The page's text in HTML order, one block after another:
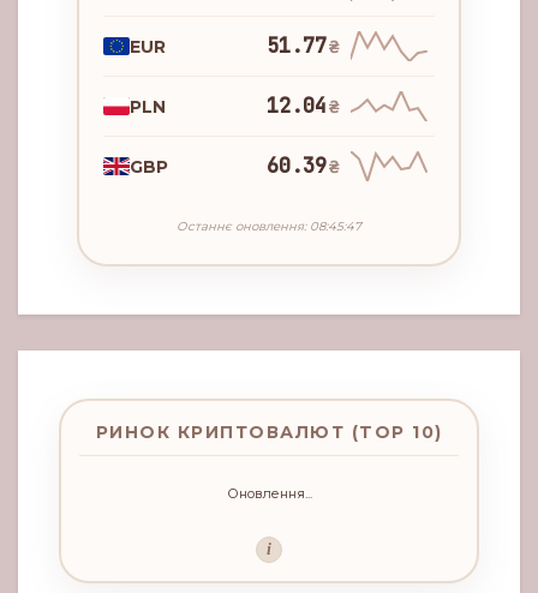
EUR 51.77₴
PLN 12.04₴
GBP 60.39₴
Останнє оновлення: 08:45:47
РИНОК КРИПТОВАЛЮТ (TOP 10)
Оновлення...
i